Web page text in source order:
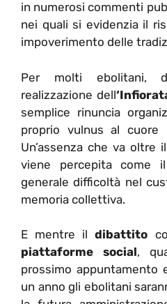
in numerosi commenti
nei quali si evidenzia il
impoverimento delle
Per molti ebolitani,
realizzazione dell
semplice rinuncia
proprio vulnus al cuore
Un’assenza che va oltre
viene percepita come
generale difficoltà nel
memoria collettiva.
E mentre ildibattito
piattaforme social,
prossimo appuntamento
un anno gli ebolitani